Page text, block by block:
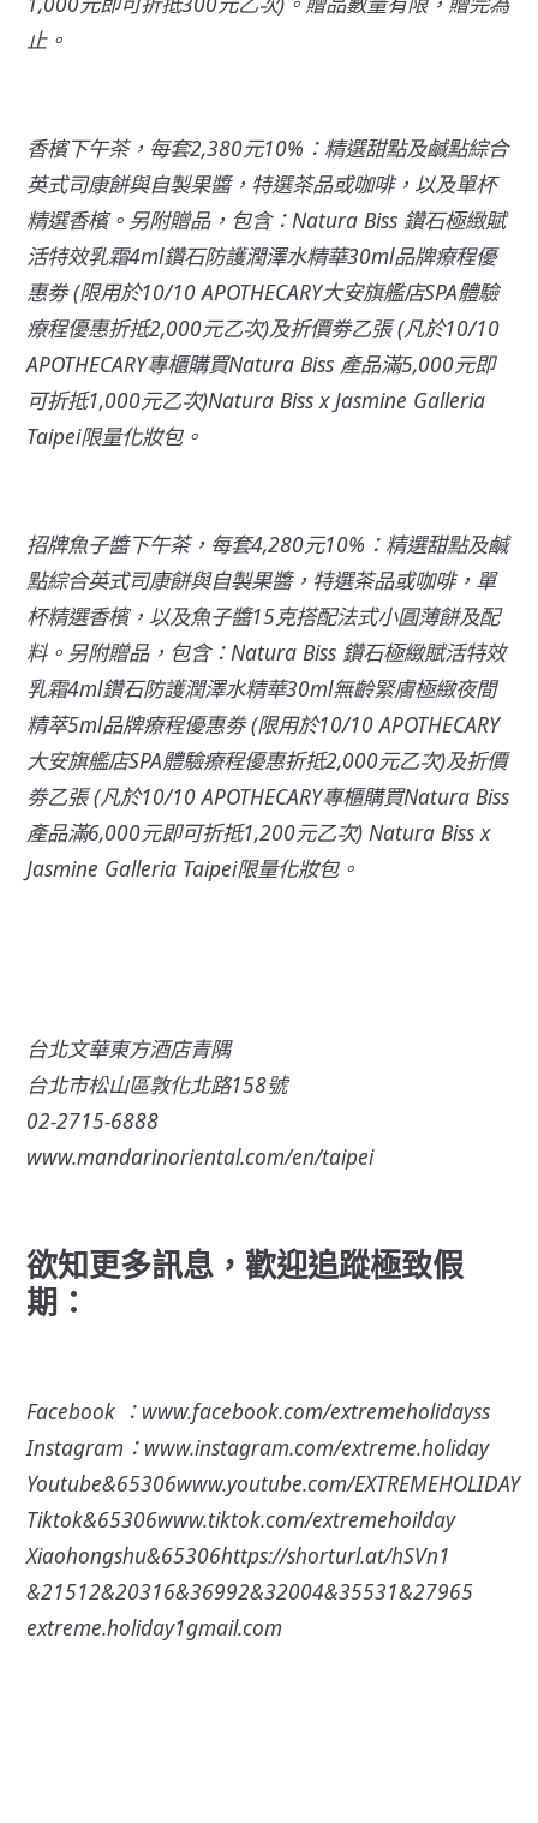
止。
香檳下午茶，每套2,380元10%：精選甜點及鹹點綜合
英式司康餅與自製果醬，特選茶品或咖啡，以及單杯
精選香檳。另附贈品，包含：Natura Biss 鑽石極緻賦
活特效乳霜4ml鑽石防護潤澤水精華30ml品牌療程優
惠劵 (限用於10/10 APOTHECARY大安旗艦店SPA體驗
療程優惠折抵2,000元乙次)及折價劵乙張 (凡於10/10
APOTHECARY專櫃購買Natura Biss 產品滿5,000元即
可折抵1,000元乙次)Natura Biss x Jasmine Galleria
Taipei限量化妝包。
招牌魚子醬下午茶，每套4,280元10%：精選甜點及鹹
點綜合英式司康餅與自製果醬，特選茶品或咖啡，單
杯精選香檳，以及魚子醬15克搭配法式小圓薄餅及配
料。另附贈品，包含：Natura Biss 鑽石極緻賦活特效
乳霜4ml鑽石防護潤澤水精華30ml無齡緊膚極緻夜間
精萃5ml品牌療程優惠劵 (限用於10/10 APOTHECARY
大安旗艦店SPA體驗療程優惠折抵2,000元乙次)及折價
劵乙張 (凡於10/10 APOTHECARY專櫃購買Natura Biss
產品滿6,000元即可折抵1,200元乙次) Natura Biss x
Jasmine Galleria Taipei限量化妝包。
台北文華東方酒店青隅
台北市松山區敦化北路158號
02-2715-6888
www.mandarinoriental.com/en/taipei
欲知更多訊息，歡迎追蹤極致假
期：
Facebook ： www.facebook.com/extremeholidayss
Instagram： www.instagram.com/extreme.holiday
Youtube&65306www.youtube.com/EXTREMEHOLIDAY
Tiktok&65306www.tiktok.com/extremehoilday
Xiaohongshu&65306https://shorturl.at/hSVn1
&21512&20316&36992&32004&35531&27965
extreme.holiday1gmail.com